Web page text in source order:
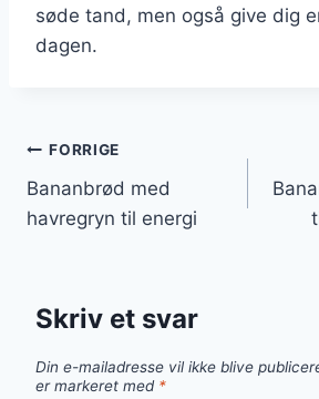
søde tand, men også give dig
dagen.
Indlægsnavigation
FORRIGE
Bananbrød med
havregryn til energi
Skriv et svar
Din e-mailadresse vil ikke blive
er markeret med *